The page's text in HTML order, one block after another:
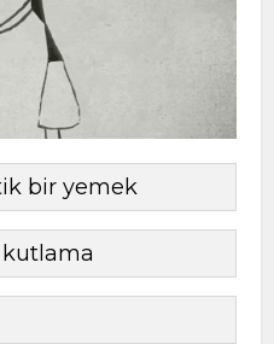
bir yemek